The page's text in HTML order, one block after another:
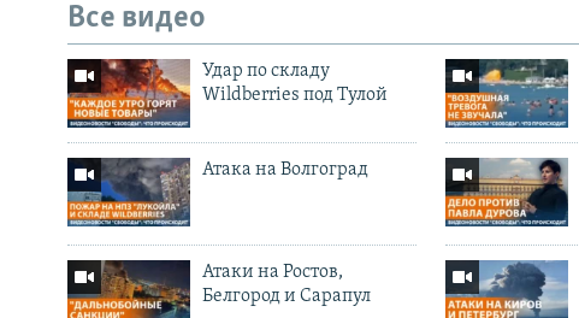
Все видео
Удар по складу
Wildberries под Тулой
Атака на Волгоград
Атаки на Ростов,
Белгород и Сарапул